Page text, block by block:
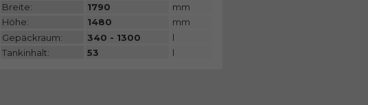
Breite:
1790
mm
Höhe:
1480
mm
Gepäckraum:
340 - 1300
l
Tankinhalt:
53 l